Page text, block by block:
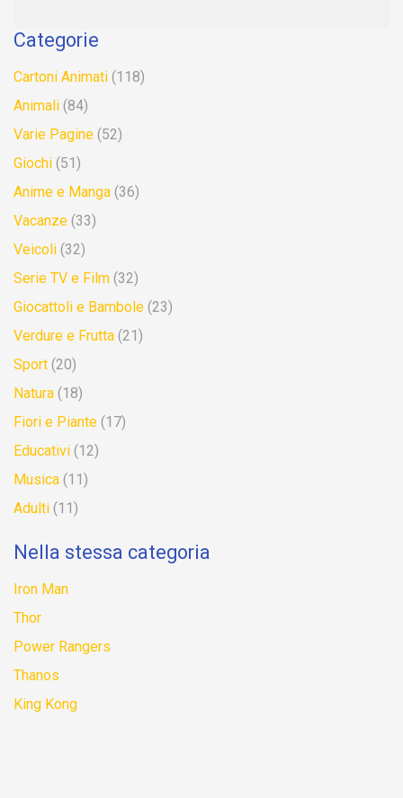
Categorie
Cartoni Animati (118)
Animali (84)
Varie Pagine (52)
Giochi (51)
Anime e Manga (36)
Vacanze (33)
Veicoli (32)
Serie TV e Film (32)
Giocattoli e Bambole (23)
Verdure e Frutta (21)
Sport (20)
Natura (18)
Fiori e Piante (17)
Educativi (12)
Musica (11)
Adulti (11)
Nella stessa categoria
Iron Man
Thor
Power Rangers
Thanos
King Kong